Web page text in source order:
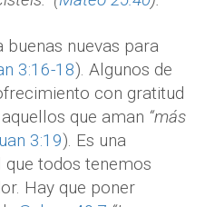
nuevas para
3:16-18). Algunos de
con gratitud
que aman “más
3:19). Es una
todos tenemos
Hay que poner